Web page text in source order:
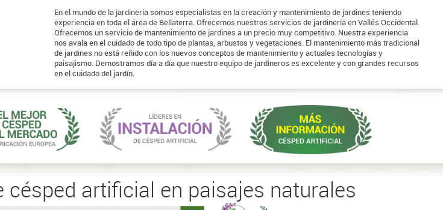
En el mundo de la jardinería somos especialistas en la creación y mantenimiento de jardines teniendo
experiencia en toda el área de Bellaterra. Ofrecemos nuestros servicios de jardinería en Vallés Occidental.
Ofrecemos un servicio de mantenimiento de jardines a un precio muy competitivo. Nuestra experiencia
nos avala en el cuidado de todo tipo de plantas, arbustos y vegetaciones. El mantenimiento más tradicional
de jardines no está reñido con los nuevos conceptos de mantenimiento y actuales tecnologías y
paisajismo. Demostramos día a día que nuestro equipo de jardineros es excelente y con grandes recursos
en el cuidado del jardín.
artificial en paisajes naturales